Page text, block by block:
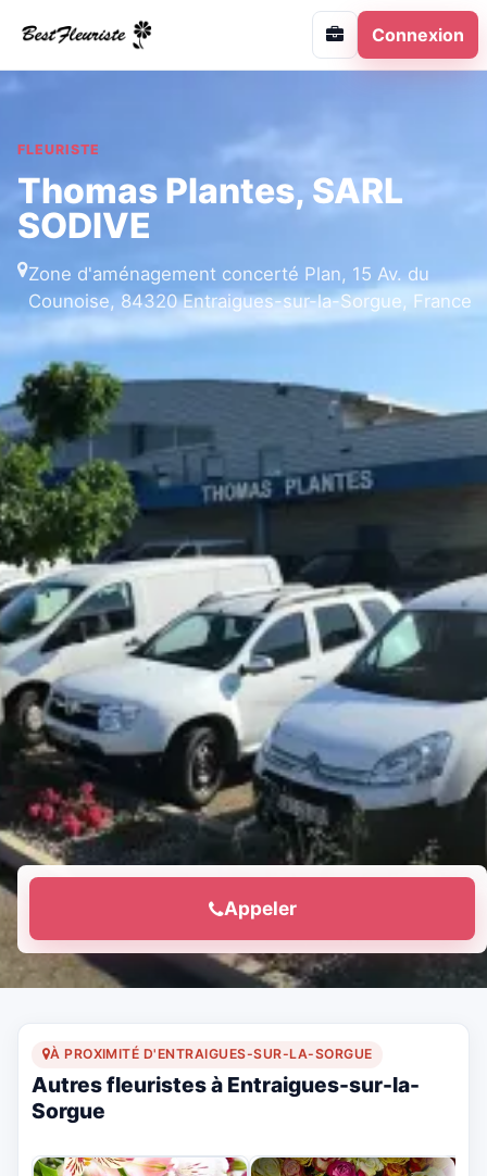
Connexion
FLEURISTE
Thomas Plantes, SARL
SODIVE
Zone d'aménagement concerté Plan, 15 Av. du
Counoise, 84320 Entraigues-sur-la-Sorgue, France
Appeler
À PROXIMITÉ D'ENTRAIGUES-SUR-LA-SORGUE
Autres fleuristes à Entraigues-sur-la-
Sorgue